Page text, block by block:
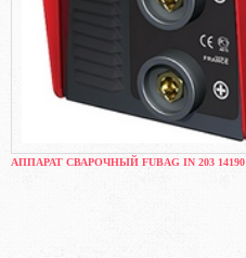
АППАРАТ СВАРОЧНЫЙ FUBAG IN 203 14190